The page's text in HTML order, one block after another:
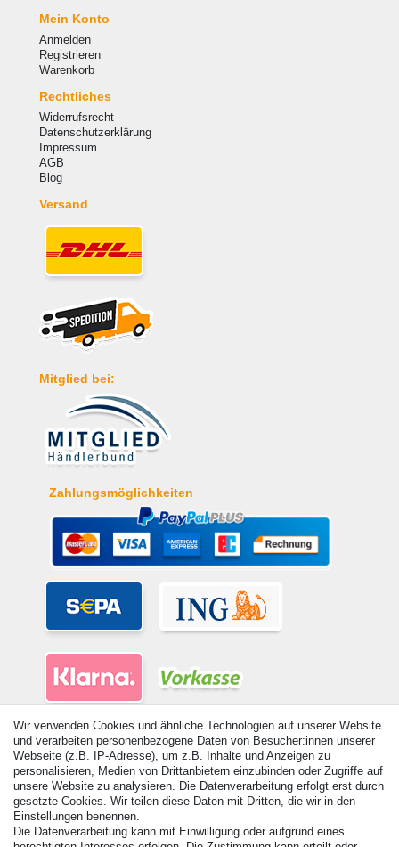
Mein Konto
Anmelden
Registrieren
Warenkorb
Rechtliches
Widerrufsrecht
Datenschutzerklärung
Impressum
AGB
Blog
Versand
Mitglied bei:
Zahlungsmöglichkeiten
© Copyright 2026 | Alle Rechte vorbehalten. - Alle Rechte vorbehalten.
Preisangaben inkl. gesetzl. 19% MwSt. | Grundpreise siehe Artikeldetail | *Gilt für
Lieferungen nach Deutschland!
Wir verwenden Cookies und ähnliche Technologien auf unserer Website
und verarbeiten personenbezogene Daten von Besucher:innen unserer
Webseite (z.B. IP-Adresse), um z.B. Inhalte und Anzeigen zu
personalisieren, Medien von Drittanbietern einzubinden oder Zugriffe auf
unsere Website zu analysieren. Die Datenverarbeitung erfolgt erst durch
gesetzte Cookies. Wir teilen diese Daten mit Dritten, die wir in den
Einstellungen benennen.
Die Datenverarbeitung kann mit Einwilligung oder aufgrund eines